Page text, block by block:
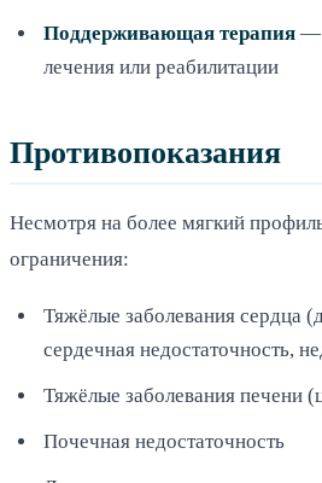
Поддерживающая терапия —
лечения или реабилитации
Противопоказания
Несмотря на более мягкий
ограничения:
Тяжёлые заболевания сердца
сердечная недостаточность,
Тяжёлые заболевания печени
Почечная недостаточность